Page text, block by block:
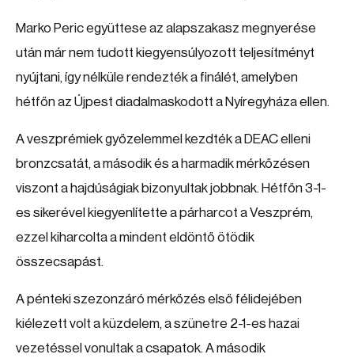
Marko Peric együttese az alapszakasz megnyerése
után már nem tudott kiegyensúlyozott teljesítményt
nyújtani, így nélküle rendezték a finálét, amelyben
hétfőn az Újpest diadalmaskodott a Nyíregyháza ellen.
A veszprémiek győzelemmel kezdték a DEAC elleni
bronzcsatát, a második és a harmadik mérkőzésen
viszont a hajdúságiak bizonyultak jobbnak. Hétfőn 3-1-
es sikerével kiegyenlítette a párharcot a Veszprém,
ezzel kiharcolta a mindent eldöntő ötödik
összecsapást.
A pénteki szezonzáró mérkőzés első félidejében
kiélezett volt a küzdelem, a szünetre 2-1-es hazai
vezetéssel vonultak a csapatok. A második